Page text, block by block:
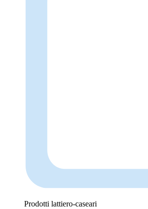
Prodotti lattiero-caseari